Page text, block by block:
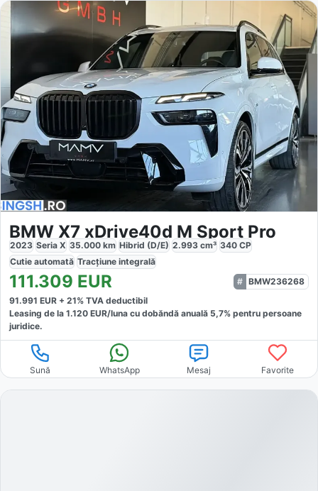
BMW X7 xDrive40d M Sport Pro
2023 Seria X 35.000 km Hibrid (D/E) 2.993 cm³ 340 CP
Cutie automată Tracțiune integrală
111.309 EUR
BMW236268
91.991 EUR + 21% TVA deductibil
Leasing de la 1.120 EUR/luna cu dobăndă anuală 5,7% pentru persoane
juridice.
Sună WhatsApp Mesaj Favorite